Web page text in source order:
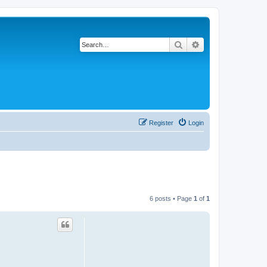
Search
Login
Register
6 posts • Page 1 of 1